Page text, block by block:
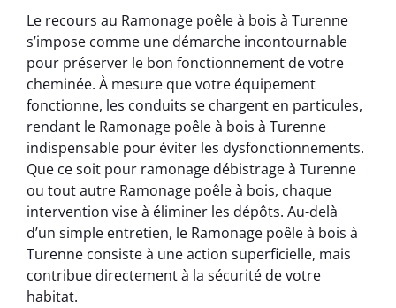
Le recours au Ramonage poêle à bois à Turenne
s’impose comme une démarche incontournable
pour préserver le bon fonctionnement de votre
cheminée. À mesure que votre équipement
fonctionne, les conduits se chargent en particules,
rendant le Ramonage poêle à bois à Turenne
indispensable pour éviter les dysfonctionnements.
Que ce soit pour ramonage débistrage à Turenne
ou tout autre Ramonage poêle à bois, chaque
intervention vise à éliminer les dépôts. Au-delà
d’un simple entretien, le Ramonage poêle à bois à
Turenne consiste à une action superficielle, mais
contribue directement à la sécurité de votre
habitat.